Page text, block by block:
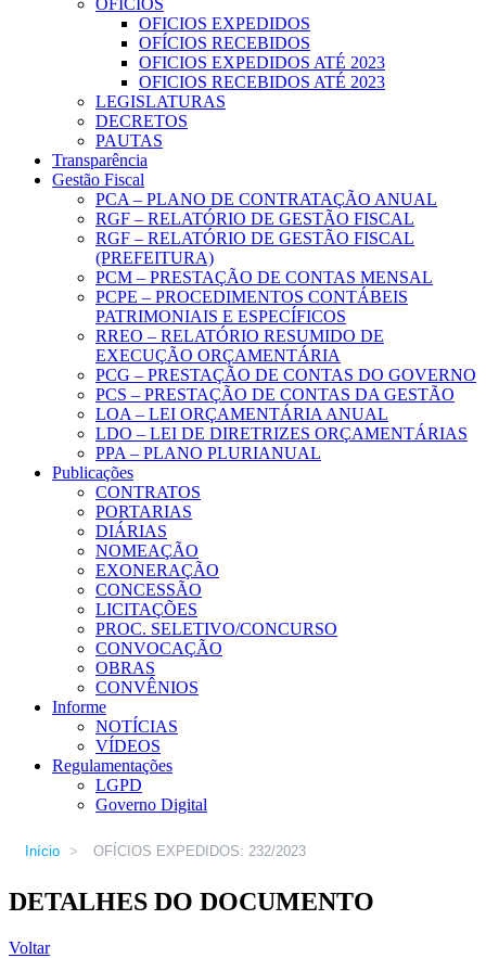
OFICIOS
OFICIOS EXPEDIDOS
OFÍCIOS RECEBIDOS
OFICIOS EXPEDIDOS ATÉ 2023
OFICIOS RECEBIDOS ATÉ 2023
LEGISLATURAS
DECRETOS
PAUTAS
Transparência
Gestão Fiscal
PCA – PLANO DE CONTRATAÇÃO ANUAL
RGF – RELATÓRIO DE GESTÃO FISCAL
RGF – RELATÓRIO DE GESTÃO FISCAL
(PREFEITURA)
PCM – PRESTAÇÃO DE CONTAS MENSAL
PCPE – PROCEDIMENTOS CONTÁBEIS
PATRIMONIAIS E ESPECÍFICOS
RREO – RELATÓRIO RESUMIDO DE
EXECUÇÃO ORÇAMENTÁRIA
PCG – PRESTAÇÃO DE CONTAS DO GOVERNO
PCS – PRESTAÇÃO DE CONTAS DA GESTÃO
LOA – LEI ORÇAMENTÁRIA ANUAL
LDO – LEI DE DIRETRIZES ORÇAMENTÁRIAS
PPA – PLANO PLURIANUAL
Publicações
CONTRATOS
PORTARIAS
DIÁRIAS
NOMEAÇÃO
EXONERAÇÃO
CONCESSÃO
LICITAÇÕES
PROC. SELETIVO/CONCURSO
CONVOCAÇÃO
OBRAS
CONVÊNIOS
Informe
NOTÍCIAS
VÍDEOS
Regulamentações
LGPD
Governo Digital
Início > OFÍCIOS EXPEDIDOS: 232/2023
DETALHES DO DOCUMENTO
Voltar